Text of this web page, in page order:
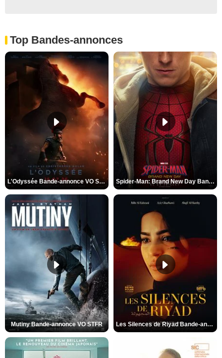
Top Bandes-annonces
L'Odyssée Bande-annonce VO STFR Spider-Man: Brand New Day Bande-annonce VO STFR
Mutiny Bande-annonce VO STFR Les Silences de Riyad Bande-annonce VO STFR